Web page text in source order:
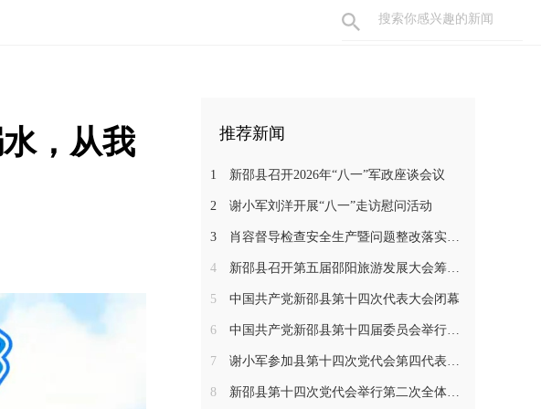
，从我
推荐新闻
1 新邵县召开2026年“八一”军政座谈会议
2 谢小军刘洋开展“八一”走访慰问活动
3 肖容督导检查安全生产暨问题整改落实工作
4 新邵县召开第五届邵阳旅游发展大会筹备工作调度会
5 中国共产党新邵县第十四次代表大会闭幕
6 中国共产党新邵县第十四届委员会举行第一次全体会议
7 谢小军参加县第十四次党代会第四代表团分组讨论
8 新邵县第十四次党代会举行第二次全体会议